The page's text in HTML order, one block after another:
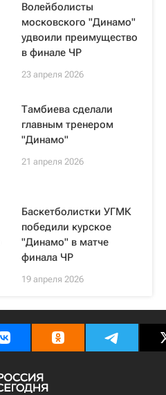
Волейболисты
московского "Динамо"
удвоили преимущество
в финале ЧР
23 апреля 2026
Тамбиева сделали
главным тренером
"Динамо"
21 апреля 2026
Баскетболистки УГМК
победили курское
"Динамо" в матче
финала ЧР
19 апреля 2026